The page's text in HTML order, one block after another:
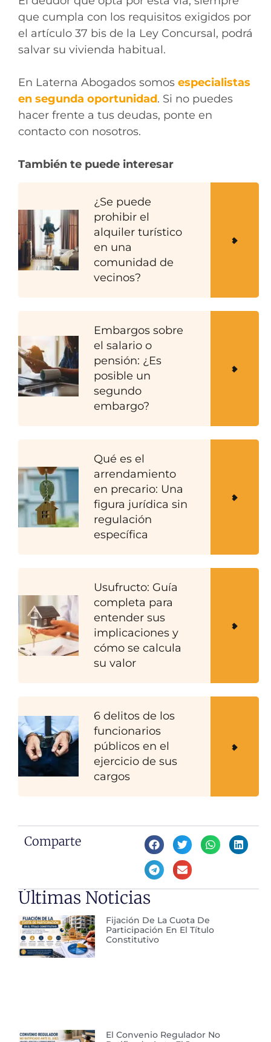
que cumpla con los requisitos exigidos por
el artículo 37 bis de la Ley Concursal, podrá
salvar su vivienda habitual.
En Laterna Abogados somos especialistas
en segunda oportunidad. Si no puedes
hacer frente a tus deudas, ponte en
contacto con nosotros.
También te puede interesar
¿Se puede
prohibir el
alquiler turístico
en una
comunidad de
vecinos?
Embargos sobre
el salario o
pensión: ¿Es
posible un
segundo
embargo?
Qué es el
arrendamiento
en precario: Una
figura jurídica sin
regulación
específica
Usufructo: Guía
completa para
entender sus
implicaciones y
cómo se calcula
su valor
6 delitos de los
funcionarios
públicos en el
ejercicio de sus
cargos
Comparte
Últimas Noticias
Fijación De La Cuota De
Participación En El Título
Constitutivo
El Convenio Regulador No